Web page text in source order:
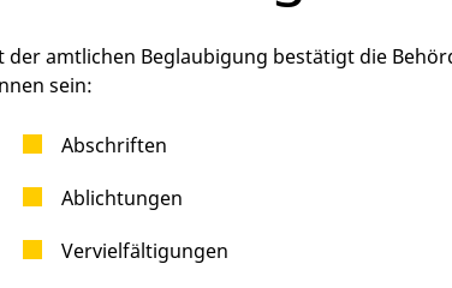
der amtlichen Beglaubigung bestätigt die
sein:
Abschriften
Ablichtungen
Vervielfältigungen